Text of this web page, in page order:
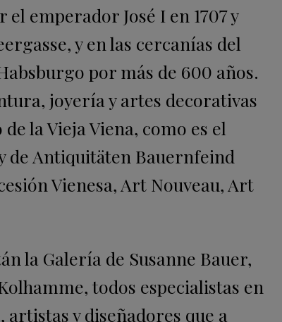
emperador José I en 1707 y
y en las cercanías del
por más de 600 años.
joyería y artes decorativas
la Vieja Viena, como es el
de Antiquitäten Bauernfeind
Vienesa, Art Nouveau, Art
la Galería de Susanne Bauer,
todos especialistas en
artistas y diseñadores que a